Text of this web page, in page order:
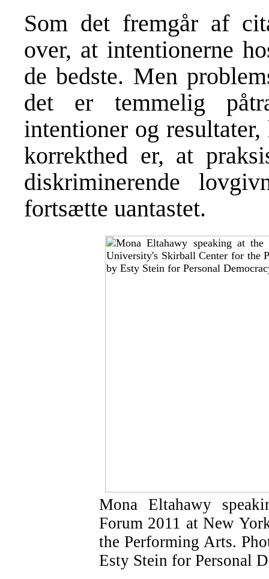
Som det fremgår af
over, at intentionerne
de bedste. Men
det er temmelig
intentioner og
korrekthed er, at
diskriminerende
fortsætte uantastet.
Mona Eltahawy
Forum 2011 at New
the Performing Arts.
Esty Stein for Personal